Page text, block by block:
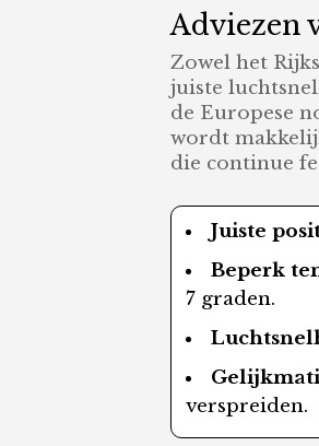
Adviezen
Zowel het
juiste
de Europese
wordt
die continue
Juiste
Beperk
7 graden.
verspreiden.